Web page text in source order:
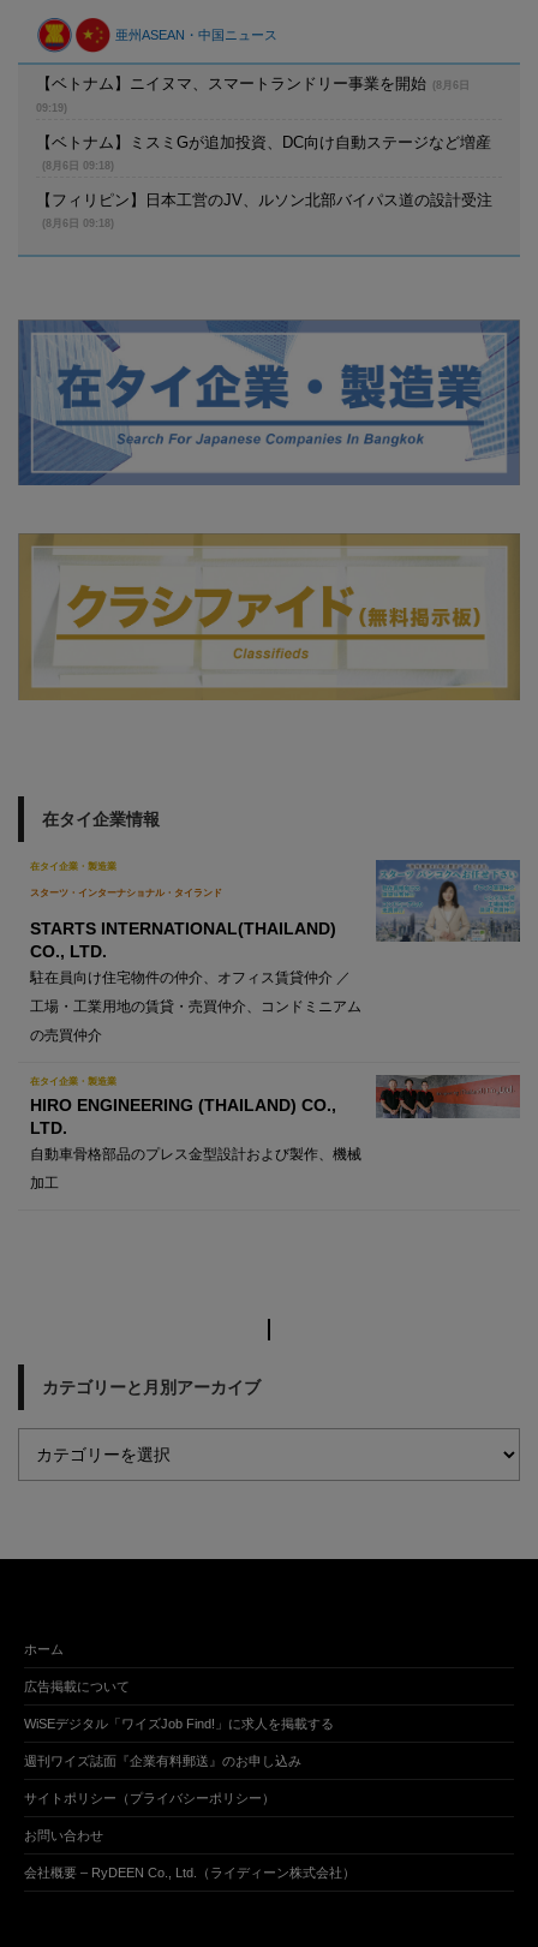
亜州ASEAN・中国ニュース
【ベトナム】ニイヌマ、スマートランドリー事業を開始
(8月6日
09:19)
【ベトナム】ミスミGが追加投資、DC向け自動ステージなど増産
(8月6日 09:18)
【フィリピン】日本工営のJV、ルソン北部バイパス道の設計受注
(8月6日 09:18)
在タイ企業情報
在タイ企業・製造業
スターツ・インターナショナル・タイランド
STARTS INTERNATIONAL(THAILAND)
CO., LTD.
駐在員向け住宅物件の仲介、オフィス賃貸仲介 ／
工場・工業用地の賃貸・売買仲介、コンドミニアム
の売買仲介
在タイ企業・製造業
HIRO ENGINEERING (THAILAND) CO.,
LTD.
自動車骨格部品のプレス金型設計および製作、機械
加工
カテゴリーと月別アーカイブ
ホーム
広告掲載について
WiSEデジタル「ワイズJob Find!」に求人を掲載する
週刊ワイズ誌面『企業有料郵送』のお申し込み
サイトポリシー（プライバシーポリシー）
お問い合わせ
会社概要 – RyDEEN Co., Ltd.（ライディーン株式会社）